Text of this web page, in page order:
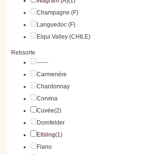
Champagne (F)
Languedoc (F)
Elqui Valley (CHILE)
Rebsorte
------
Carmenère
Chardonnay
Corvina
Cuvée(2)
Dornfelder
Elbling(1)
Fiano